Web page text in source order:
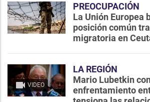
PREOCUPACIÓN
La Unión Europea
posición común
migratoria en
VIDEO
LA REGIÓN
Mario Lubetkin
enfrentamiento